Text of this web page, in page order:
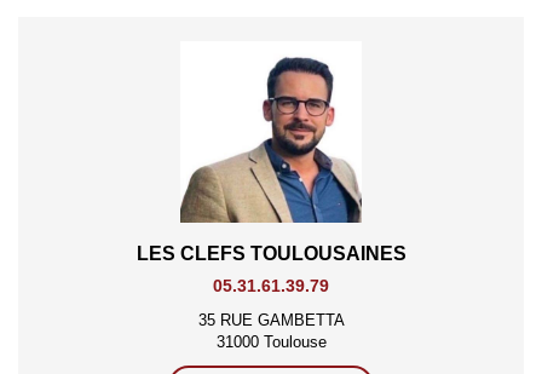
LES CLEFS TOULOUSAINES
05.31.61.39.79
35 RUE GAMBETTA
31000 Toulouse